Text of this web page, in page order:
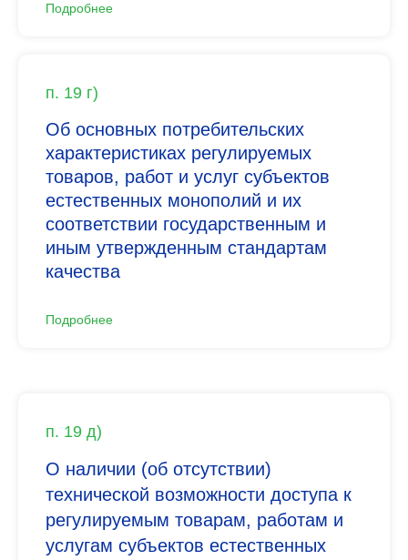
Подробнее
п. 19 г)
Об основных потребительских
характеристиках регулируемых
товаров, работ и услуг субъектов
естественных монополий и их
соответствии государственным и
иным утвержденным стандартам
качества
Подробнее
п. 19 д)
О наличии (об отсутствии)
технической возможности доступа к
регулируемым товарам, работам и
услугам субъектов естественных